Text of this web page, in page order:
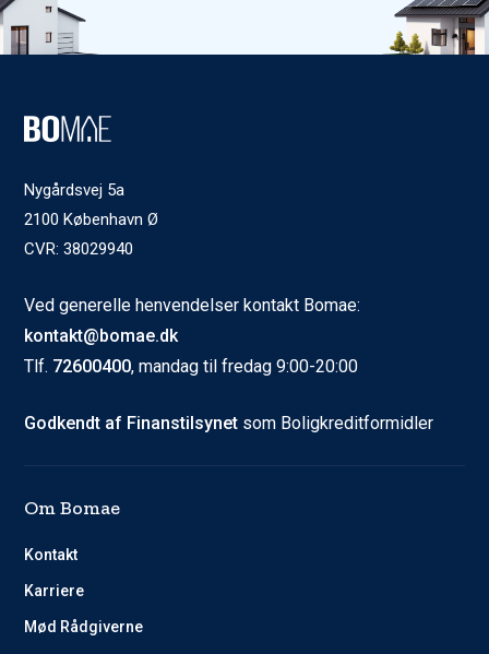
Nygårdsvej 5a
2100 København Ø
CVR: 38029940
Ved generelle henvendelser kontakt Bomae:
kontakt@bomae.dk
Tlf. 72600400, mandag til fredag 9:00-20:00
Godkendt af Finanstilsynet som Boligkreditformidler
Om Bomae
Kontakt
Karriere
Mød Rådgiverne